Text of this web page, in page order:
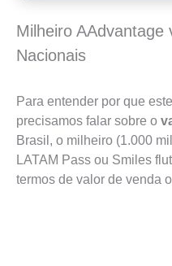
Milheiro AAdvantage
Nacionais
Para entender por que
precisamos falar sobre o
Brasil, o milheiro (1.000
LATAM Pass ou Smiles
termos de valor de venda